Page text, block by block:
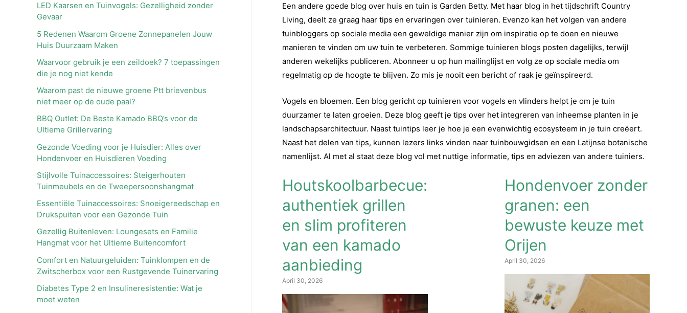
LED Kaarsen en Tuinvogels: Gezelligheid zonder
Gevaar
5 Redenen Waarom Groene Zonnepanelen Jouw
Huis Duurzaam Maken
Waarvoor gebruik je een zeildoek? 7 toepassingen
die je nog niet kende
Waarom past de nieuwe groene Ptt brievenbus
niet meer op de oude paal?
BBQ Outlet: De Beste Kamado BBQ’s voor de
Ultieme Grillervaring
Gezonde Voeding voor je Huisdier: Alles over
Hondenvoer en Huisdieren Voeding
Stijlvolle Tuinaccessoires: Steigerhouten
Tuinmeubels en de Tweepersoonshangmat
Essentiële Tuinaccessoires: Snoeigereedschap en
Drukspuiten voor een Gezonde Tuin
Gezellig Buitenleven: Loungesets en Familie
Hangmat voor het Ultieme Buitencomfort
Comfort en Natuurgeluiden: Tuinklompen en de
Zwitscherbox voor een Rustgevende Tuinervaring
Diabetes Type 2 en Insulineresistentie: Wat je
moet weten
Een andere goede blog over huis en tuin is Garden Betty. Met haar blog in het tijdschrift Country
Living, deelt ze graag haar tips en ervaringen over tuinieren. Evenzo kan het volgen van andere
tuinbloggers op sociale media een geweldige manier zijn om inspiratie op te doen en nieuwe
manieren te vinden om uw tuin te verbeteren. Sommige tuinieren blogs posten dagelijks, terwijl
anderen wekelijks publiceren. Abonneer u op hun mailinglijst en volg ze op sociale media om
regelmatig op de hoogte te blijven. Zo mis je nooit een bericht of raak je geïnspireerd.
Vogels en bloemen. Een blog gericht op tuinieren voor vogels en vlinders helpt je om je tuin
duurzamer te laten groeien. Deze blog geeft je tips over het integreren van inheemse planten in je
landschapsarchitectuur. Naast tuintips leer je hoe je een evenwichtig ecosysteem in je tuin creëert.
Naast het delen van tips, kunnen lezers links vinden naar tuinbouwgidsen en een Latijnse botanische
namenlijst. Al met al staat deze blog vol met nuttige informatie, tips en adviezen van andere tuiniers.
Houtskoolbarbecue:
authentiek grillen
en slim profiteren
van een kamado
aanbieding
April 30, 2026
Hondenvoer zonder
granen: een
bewuste keuze met
Orijen
April 30, 2026